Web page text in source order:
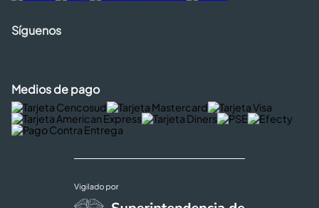
Síguenos
Medios de pago